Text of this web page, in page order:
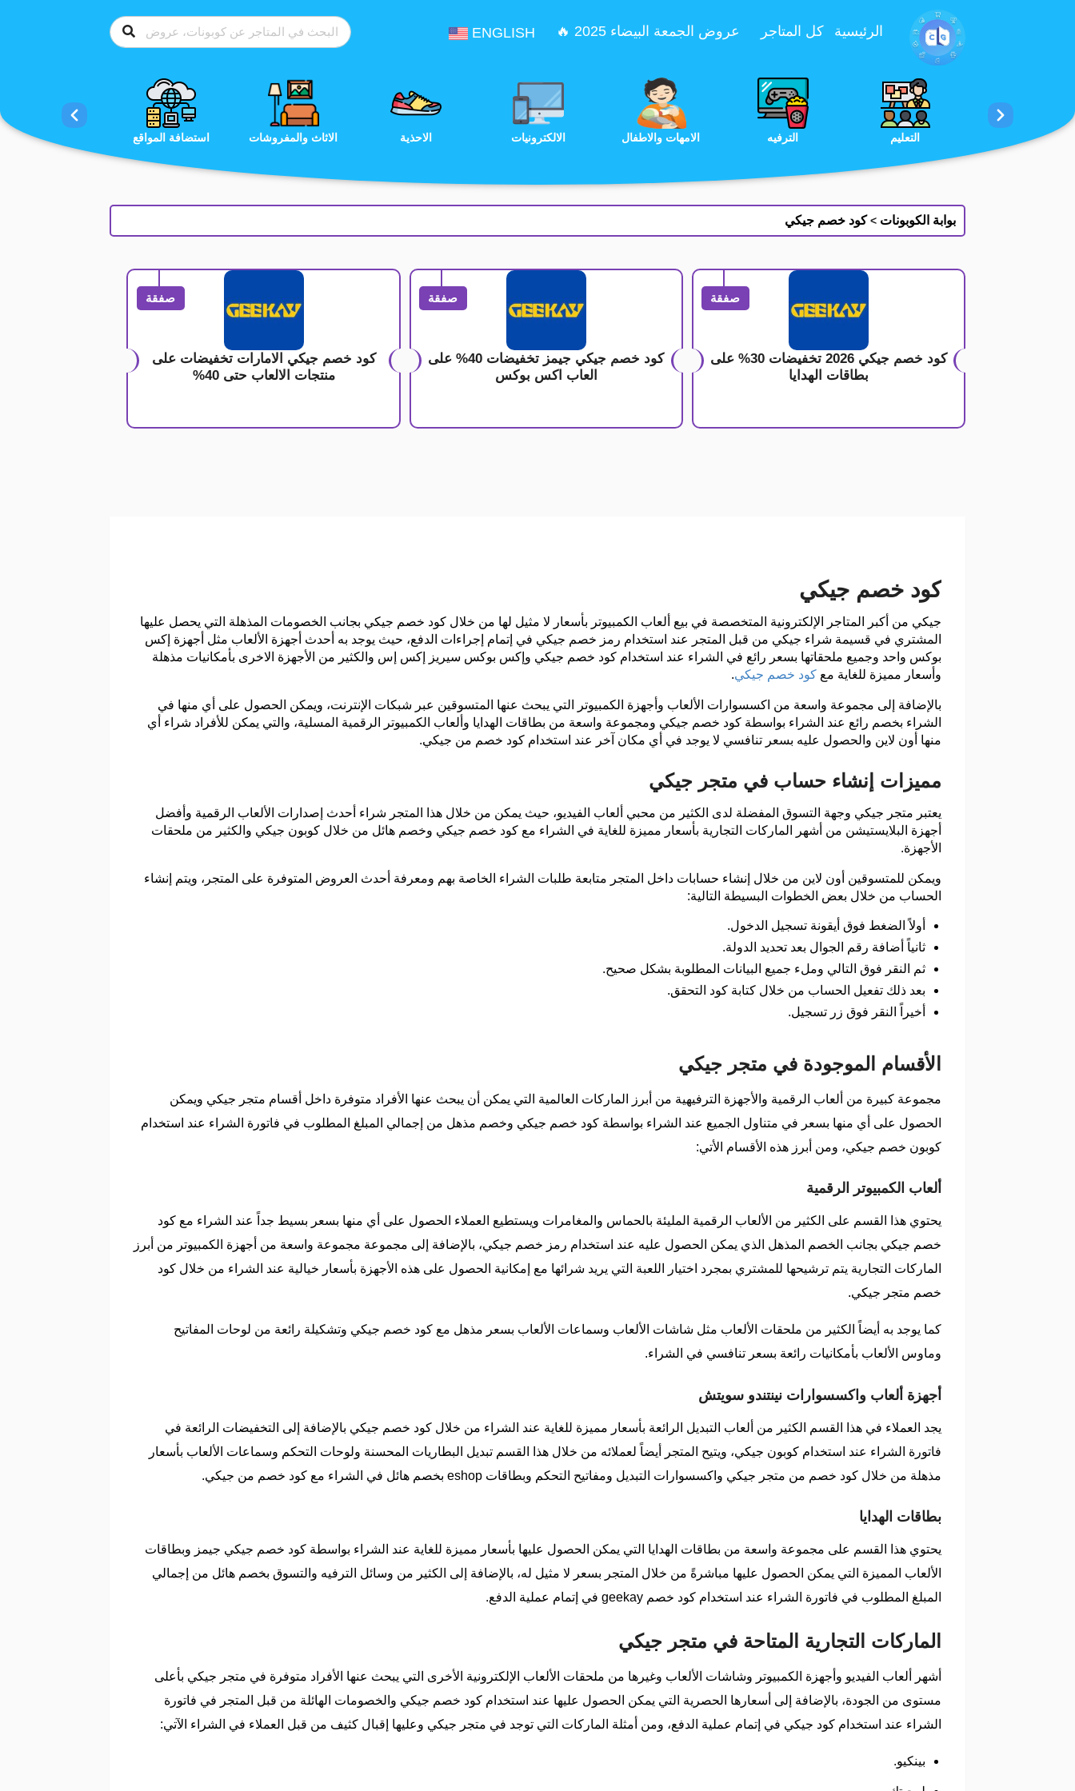
تخطي إلى المحتوى
الرئيسية كل المتاجر عروض الجمعة البيضاء 2025 🔥 ENGLISH
استضافة المواقع الاثاث والمفروشات الاحذية الالكترونيات الامهات والاطفال الترفيه التعليم الجمال والعناية الخدمات
بوابة الكوبونات > كود خصم جيكي
صفقة
كود خصم جيكي 2026 تخفيضات 30% على
بطاقات الهدايا
صفقة
كود خصم جيكي جيمز تخفيضات 40% على
العاب اكس بوكس
صفقة
كود خصم جيكي الامارات تخفيضات على
منتجات الالعاب حتى 40%
كود خصم جيكي
جيكي من أكبر المتاجر الإلكترونية المتخصصة في بيع ألعاب الكمبيوتر بأسعار لا مثيل لها من خلال كود خصم جيكي بجانب الخصومات المذهلة التي يحصل عليها
المشتري في قسيمة شراء جيكي من قبل المتجر عند استخدام رمز خصم جيكي في إتمام إجراءات الدفع، حيث يوجد به أحدث أجهزة الألعاب مثل أجهزة إكس
بوكس واحد وجميع ملحقاتها بسعر رائع في الشراء عند استخدام كود خصم جيكي وإكس بوكس سيريز إكس إس والكثير من الأجهزة الاخرى بأمكانيات مذهلة
وأسعار مميزة للغاية مع كود خصم جيكي.
بالإضافة إلى مجموعة واسعة من اكسسوارات الألعاب وأجهزة الكمبيوتر التي يبحث عنها المتسوقين عبر شبكات الإنترنت، ويمكن الحصول على أي منها في
الشراء بخصم رائع عند الشراء بواسطة كود خصم جيكي ومجموعة واسعة من بطاقات الهدايا وألعاب الكمبيوتر الرقمية المسلية، والتي يمكن للأفراد شراء أي
منها أون لاين والحصول عليه بسعر تنافسي لا يوجد في أي مكان آخر عند استخدام كود خصم من جيكي.
مميزات إنشاء حساب في متجر جيكي
يعتبر متجر جيكي وجهة التسوق المفضلة لدى الكثير من محبي ألعاب الفيديو، حيث يمكن من خلال هذا المتجر شراء أحدث إصدارات الألعاب الرقمية وأفضل
أجهزة البلايستيشن من أشهر الماركات التجارية بأسعار مميزة للغاية في الشراء مع كود خصم جيكي وخصم هائل من خلال كوبون جيكي والكثير من ملحقات
الأجهزة.
ويمكن للمتسوقين أون لاين من خلال إنشاء حسابات داخل المتجر متابعة طلبات الشراء الخاصة بهم ومعرفة أحدث العروض المتوفرة على المتجر، ويتم إنشاء
الحساب من خلال بعض الخطوات البسيطة التالية:
أولاً الضغط فوق أيقونة تسجيل الدخول.
ثانياً أضافة رقم الجوال بعد تحديد الدولة.
ثم النقر فوق التالي وملء جميع البيانات المطلوبة بشكل صحيح.
بعد ذلك تفعيل الحساب من خلال كتابة كود التحقق.
أخيراً النقر فوق زر تسجيل.
الأقسام الموجودة في متجر جيكي
مجموعة كبيرة من ألعاب الرقمية والأجهزة الترفيهية من أبرز الماركات العالمية التي يمكن أن يبحث عنها الأفراد متوفرة داخل أقسام متجر جيكي ويمكن
الحصول على أي منها بسعر في متناول الجميع عند الشراء بواسطة كود خصم جيكي وخصم مذهل من إجمالي المبلغ المطلوب في فاتورة الشراء عند استخدام
كوبون خصم جيكي، ومن أبرز هذه الأقسام الأتي:
ألعاب الكمبيوتر الرقمية
يحتوي هذا القسم على الكثير من الألعاب الرقمية المليئة بالحماس والمغامرات ويستطيع العملاء الحصول على أي منها بسعر بسيط جداً عند الشراء مع كود
خصم جيكي بجانب الخصم المذهل الذي يمكن الحصول عليه عند استخدام رمز خصم جيكي، بالإضافة إلى مجموعة مجموعة واسعة من أجهزة الكمبيوتر من أبرز
الماركات التجارية يتم ترشيحها للمشتري بمجرد اختيار اللعبة التي يريد شرائها مع إمكانية الحصول على هذه الأجهزة بأسعار خيالية عند الشراء من خلال كود
خصم متجر جيكي.
كما يوجد به أيضاً الكثير من ملحقات الألعاب مثل شاشات الألعاب وسماعات الألعاب بسعر مذهل مع كود خصم جيكي وتشكيلة رائعة من لوحات المفاتيح
وماوس الألعاب بأمكانيات رائعة بسعر تنافسي في الشراء.
أجهزة ألعاب واكسسوارات نينتندو سويتش
يجد العملاء في هذا القسم الكثير من ألعاب التبديل الرائعة بأسعار مميزة للغاية عند الشراء من خلال كود خصم جيكي بالإضافة إلى التخفيضات الرائعة في
فاتورة الشراء عند استخدام كوبون جيكي، ويتيح المتجر أيضاً لعملائه من خلال هذا القسم تبديل البطاريات المحسنة ولوحات التحكم وسماعات الألعاب بأسعار
مذهلة من خلال كود خصم من متجر جيكي واكسسوارات التبديل ومفاتيح التحكم وبطاقات eshop بخصم هائل في الشراء مع كود خصم من جيكي.
بطاقات الهدايا
يحتوي هذا القسم على مجموعة واسعة من بطاقات الهدايا التي يمكن الحصول عليها بأسعار مميزة للغاية عند الشراء بواسطة كود خصم جيكي جيمز وبطاقات
الألعاب المميزة التي يمكن الحصول عليها مباشرةً من خلال المتجر بسعر لا مثيل له، بالإضافة إلى الكثير من وسائل الترفيه والتسوق بخصم هائل من إجمالي
المبلغ المطلوب في فاتورة الشراء عند استخدام كود خصم geekay في إتمام عملية الدفع.
الماركات التجارية المتاحة في متجر جيكي
أشهر ألعاب الفيديو وأجهزة الكمبيوتر وشاشات الألعاب وغيرها من ملحقات الألعاب الإلكترونية الأخرى التي يبحث عنها الأفراد متوفرة في متجر جيكي بأعلى
مستوى من الجودة، بالإضافة إلى أسعارها الحصرية التي يمكن الحصول عليها عند استخدام كود خصم جيكي والخصومات الهائلة من قبل المتجر في فاتورة
الشراء عند استخدام كود جيكي في إتمام عملية الدفع، ومن أمثلة الماركات التي توجد في متجر جيكي وعليها إقبال كثيف من قبل العملاء في الشراء الآتي:
بينكيو.